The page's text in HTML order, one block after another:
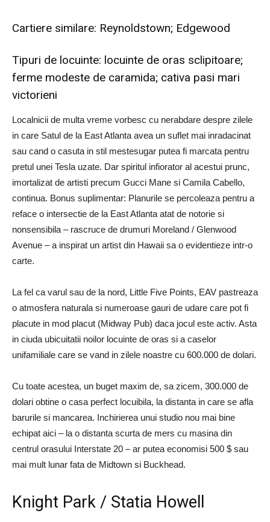
Cartiere similare: Reynoldstown; Edgewood
Tipuri de locuinte: locuinte de oras sclipitoare;
ferme modeste de caramida; cativa pasi mari
victorieni
Localnicii de multa vreme vorbesc cu nerabdare despre zilele
in care Satul de la East Atlanta avea un suflet mai inradacinat
sau cand o casuta in stil mestesugar putea fi marcata pentru
pretul unei Tesla uzate. Dar spiritul infiorator al acestui prunc,
imortalizat de artisti precum Gucci Mane si Camila Cabello,
continua. Bonus suplimentar: Planurile se percoleaza pentru a
reface o intersectie de la East Atlanta atat de notorie si
nonsensibila – rascruce de drumuri Moreland / Glenwood
Avenue – a inspirat un artist din Hawaii sa o evidentieze intr-o
carte.
La fel ca varul sau de la nord, Little Five Points, EAV pastreaza
o atmosfera naturala si numeroase gauri de udare care pot fi
placute in mod placut (Midway Pub) daca jocul este activ. Asta
in ciuda ubicuitatii noilor locuinte de oras si a caselor
unifamiliale care se vand in zilele noastre cu 600.000 de dolari.
Cu toate acestea, un buget maxim de, sa zicem, 300.000 de
dolari obtine o casa perfect locuibila, la distanta in care se afla
barurile si mancarea. Inchirierea unui studio nou mai bine
echipat aici – la o distanta scurta de mers cu masina din
centrul orasului Interstate 20 – ar putea economisi 500 $ sau
mai mult lunar fata de Midtown si Buckhead.
Knight Park / Statia Howell